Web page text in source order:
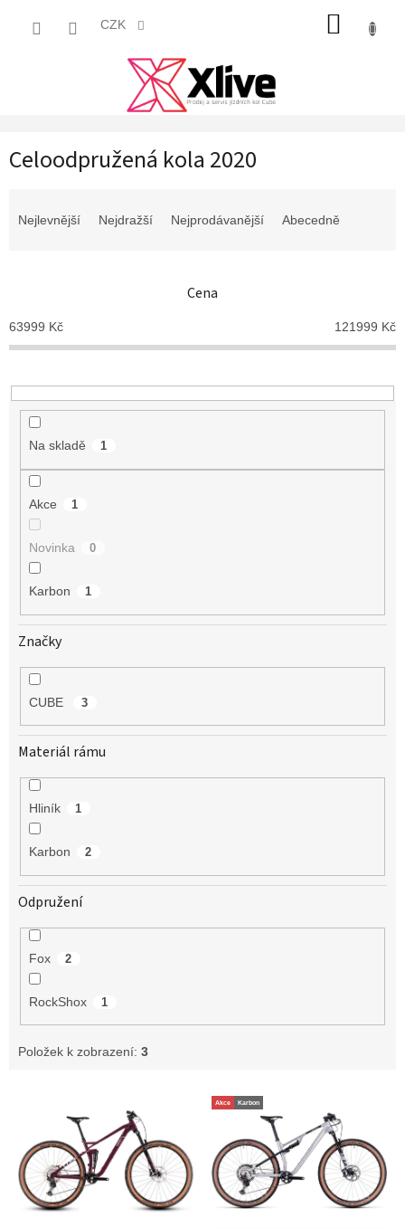
CZK
Celoodpružená kola 2020
p
r
o
u
Nejlevnější Nejdražší Nejprodávanější Abecedně
Cena
63999 Kč 121999 Kč
Na skladě 1
Akce 1
Novinka 0
Karbon 1
Značky
CUBE 3
Materiál rámu
Hliník 1
Karbon 2
Odpružení
Fox 2
RockShox 1
Položek k zobrazení: 3
Akce Karbon